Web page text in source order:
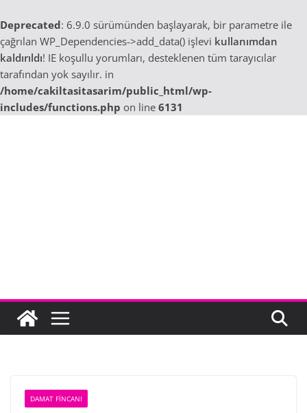
Deprecated: 6.9.0 sürümünden başlayarak, bir parametre ile
çağrılan WP_Dependencies->add_data() işlevi kullanımdan
kaldırıldı! IE koşullu yorumları, desteklenen tüm tarayıcılar
tarafından yok sayılır. in
/home/cakiltasitasarim/public_html/wp-
includes/functions.php on line 6131
DAMAT FINCANI